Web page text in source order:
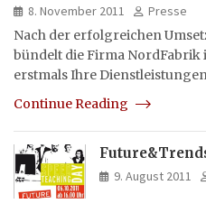
8. November 2011
Presse
Nach der erfolgreichen
bündelt die Firma NordFabrik
erstmals Ihre
Continue Reading
9. August 2011